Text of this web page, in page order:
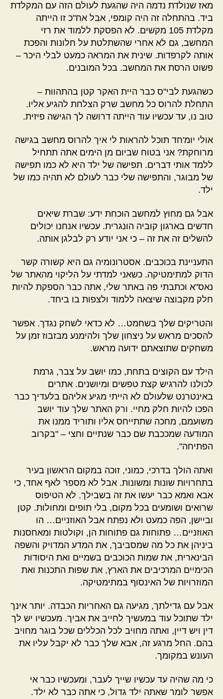
מאז שנולדת נדמה היה שהגעת לעולם הזה עם המקלדת
ביד. בהתחלה זה היה קומפי, אבל אח"כ זו הייתה
מקלדת 105 מקשים. לא הפסקת ללמוד את רזי
המחשב, גם לא אחרי שהשתלטת על חלונות והפכת
אותה לקרפדות. שינית את המראה כמעט לבלי היכר –
פשוט הרסת את המחשב. בכל המובנים.
כשהגעת לבי"ס כבר היית האקר קטן בהתהוות –
התחלת להרוס כל מחשב שרק הצלחת להגיע אליו.
טוב נו, עד עכשיו עוד הייתה דרושה לך הגישה פיזית.
אולי יומ'חד תוכל להראות לי איך להרוס מחשב בגישה
מרוחקת? אני בטוח שביום מן הימים אתה תתחיל
ללמד אותי דברים. תפישה של ילד היא לא כמו תפישה
של מבוגר, והתפישה שלי כבר לעולם לא תהיה כמו של
ילד.
אבל גם מחוץ למחשב הוכחת ידע: שברת שיאים
חדשים בארגון קוביה הונגרית. עכשיו אנחנו יכולים
להשלים זה את זה – כי אני יודע רק לבלגן אותה.
התעניינת בכוכבים. אסטרונומיה גם היא קשורה קשר
הדוק למתימטיקה. כשאני למדתי על הליקוי מהאתר של
נאס"א וכתבתי פה באתר שלי, אתה כבר הספקת להיות
חלק מקבוצה שיצאה ללמוד ולצפות בו ביחד.
והטריקים שלך בשחמט… לא כדאי לשחק נגדך. אפשר
להסכים מראש על ניצחון שלך ולהימנע מבזבוז זמן על
משחקים שתוצאתם ידועה מראש.
הילד עם הקוצים בתחת, כמו יושב על צבר, גרמת
לכולנו להרגיש קצת טפשים ומיושנים. אתרים
באינטרנט שלעולם לא הייתי מגיע אליהם בלעדיך כבר
הפכו להיות חלק מחיי. ורק האתר שלך עוד יושב
משועמם, מחכה שתתייחס אליו ותוריד ממנו את
המודעה שמככבת שם כבר שנתיים וחצי – "בקרוב
הפתיחה".
ואתה הולך בדרכי, כמוני, זוכה במקום הראשון בעיר
בתחרויות שונות ומשונות. אבל לא מספר לאף אחד, כי
אבא ואמא כבר יעשו את זה בשבילך. לא הטיפוס
שרואים ושומעים בכל מקום, בלי תופים ומחולות. קטן
וביישן, הפה כמעט ולא נפתח אבל האוזניים… הו
האוזניים… פתוחות גם פתוחות הן, וקולטות ומאחסנות
ביניהן את כל מה שמסביבך, את המדע המדויק והשפה
הבינארית, את שמות הכוכבים בשמיים ואת היסודות
הכימיים המרכיבים את הארץ, את שפות התכנות ואת
המוזרויות של האינסוף במתימטיקה.
אבל עם גדילתך, מגיעה גם האחריות הכבדה. יותר אינך
ילד שתוכל עוד במעשיך לחייב את אביך. מעכשיו יש לך
דין ויש דיין, ואתה מחויב לכל הכללים שכל בוגר מחויב
בהם. החל מרגע זה, אבא שלך כבר לא יקבל עליו את
העונש במקומך.
כי מה שהיה עד עכשיו שייך לעבר, ומעכשיו כבר אי
אפשר לומר שאתה ילד גדול, כי אתה כבר לא ילד.